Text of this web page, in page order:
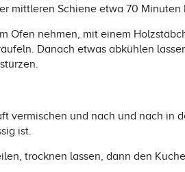
mittleren Schiene etwa 70 Minuten
Ofen nehmen, mit einem
Danach etwas abkühlen
vermischen und nach und nach in
ist.
trocknen lassen, dann den